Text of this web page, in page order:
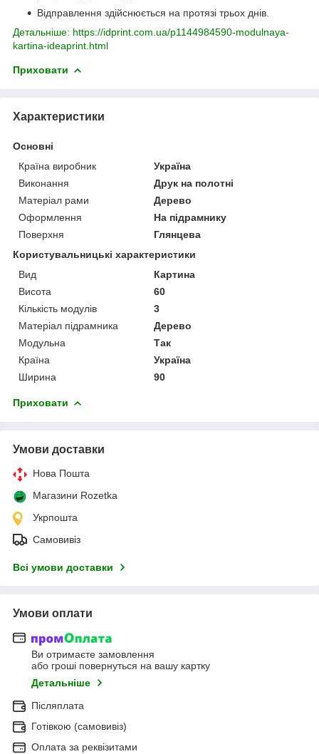
Відправлення здійснюється на протязі трьох днів.
Детальніше: https://idprint.com.ua/p1144984590-modulnaya-
kartina-ideaprint.html
Приховати
Характеристики
Основні
Країна виробник
Україна
Виконання
Друк на полотні
Матеріал рами
Дерево
Оформлення
На підрамнику
Поверхня
Глянцева
Користувальницькі характеристики
Вид
Картина
Висота
60
Кількість модулів
3
Матеріал підрамника
Дерево
Модульна
Так
Країна
Україна
Ширина
90
Приховати
Умови доставки
Нова Пошта
Магазини Rozetka
Укрпошта
Самовивіз
Всі умови доставки
Умови оплати
Ви отримаєте замовлення
або гроші повернуться на вашу картку
Детальніше
Післяплата
Готівкою (самовивіз)
Оплата за реквізитами